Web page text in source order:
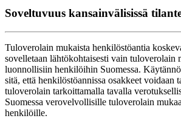
Soveltuvuus kansainvälisissä
Tuloverolain mukaista henkilöstöantia
sovelletaan lähtökohtaisesti vain tuloverolain
luonnollisiin henkilöihin Suomessa.
sitä, että henkilöstöannissa osakkeet voidaan
tuloverolain tarkoittamalla tavalla
Suomessa verovelvollisille tuloverolain
henkilöille.